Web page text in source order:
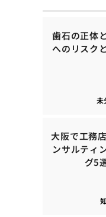
歯石の正体
へのリスク
未
大阪で工務
ンサルティ
グ5